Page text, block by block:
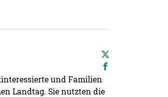
und Familien
Landtag. Sie nutzten die